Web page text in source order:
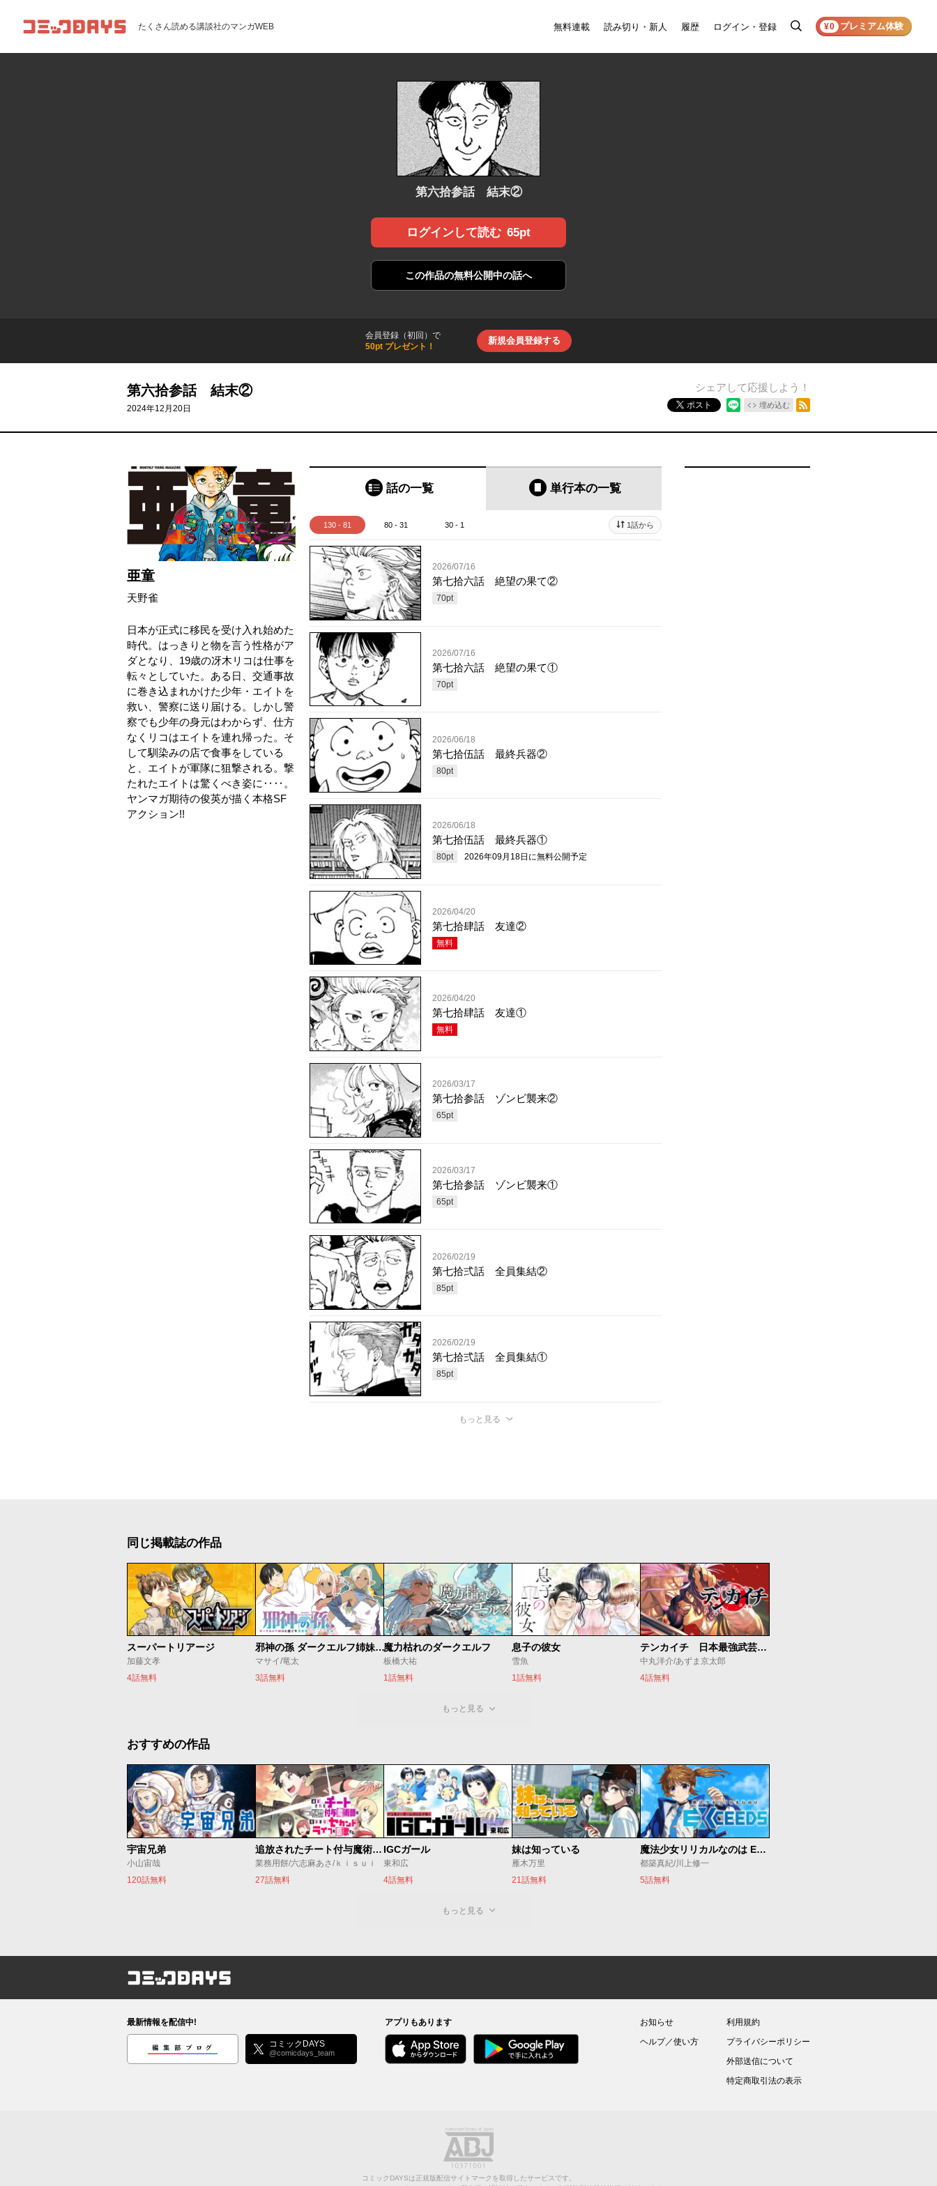
コミックDAYS たくさん読める講談社のマンガWEB 無料連載 読み切り・新人 履歴 ログイン・登録
検
¥0 プレミアム体験
第六拾参話 結末②
ログインして読む 65pt
この作品の無料公開中の話へ
会員登録（初回）で
50pt プレゼント！
新規会員登録する
第六拾参話 結末②
2024年12月20日
シェアして応援しよう！
ポスト 埋め込む
亜童
天野雀
日本が正式に移民を受け入れ始めた
時代。はっきりと物を言う性格がア
ダとなり、19歳の冴木リコは仕事を
転々としていた。ある日、交通事故
に巻き込まれかけた少年・エイトを
救い、警察に送り届ける。しかし警
察でも少年の身元はわからず、仕方
なくリコはエイトを連れ帰った。そ
して馴染みの店で食事をしている
と、エイトが軍隊に狙撃される。撃
たれたエイトは驚くべき姿に‥‥。
ヤンマガ期待の俊英が描く本格SF
アクション!!
話の一覧 単行本の一覧
130 - 81 80 - 31 30 - 1 1話から
2026/07/16
第七拾六話 絶望の果て②
70pt
2026/07/16
第七拾六話 絶望の果て①
70pt
2026/06/18
第七拾伍話 最終兵器②
80pt
2026/06/18
第七拾伍話 最終兵器①
80pt 2026年09月18日 に無料公開予定
2026/04/20
第七拾肆話 友達②
無料
2026/04/20
第七拾肆話 友達①
無料
2026/03/17
第七拾参話 ゾンビ襲来②
65pt
2026/03/17
第七拾参話 ゾンビ襲来①
65pt
2026/02/19
第七拾弍話 全員集結②
85pt
2026/02/19
第七拾弍話 全員集結①
85pt
もっと見る
同じ掲載誌の作品
スーパートリアージ
加藤文孝
4話無料
邪神の孫 ダークエルフ姉妹と過ごす異世界引きこもり生活
マサイ/竜太
3話無料
魔力枯れのダークエルフ
板橋大祐
1話無料
息子の彼女
雪魚
1話無料
テンカイチ 日本最強武芸者決定戦
中丸洋介/あずま京太郎
4話無料
もっと見る
おすすめの作品
宇宙兄弟
小山宙哉
120話無料
追放されたチート付与魔術師は気ままなセカンドライフを謳歌する。 ～俺は武器だけじゃなく、あらゆるものに『強化ポイント』を付与できるし、俺の意思でいつでも効果を解除できるけど、残った人たち大丈夫？～
業務用餅/六志麻あさ/ｋｉｓｕｉ
27話無料
IGCガール
東和広
4話無料
妹は知っている
雁木万里
21話無料
魔法少女リリカルなのは EXCEEDS
都築真紀/川上修一
5話無料
もっと見る
コミックDAYS
最新情報を配信中!
編集部ブログ コミックDAYS
@comicdays_team
アプリもあります
お知らせ
ヘルプ／使い方
利用規約
プライバシーポリシー
外部送信について
特定商取引法の表示
コミックDAYSは正規版配信サイトマークを取得したサービスです。